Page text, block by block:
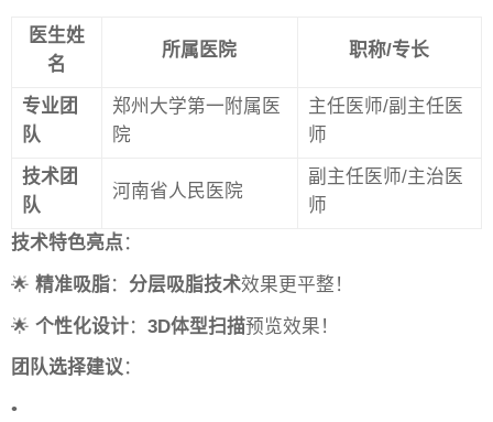
医生姓
名
所属医院 职称/专长
专业团
队
郑州大学第一附属医
院
主任医师/副主任医
师
技术团
队
河南省人民医院
副主任医师/主治医
师
技术特色亮点 ：
🌟 精准吸脂： 分层吸脂技术效果更平整！
🌟 个性化设计： 3D体型扫描预览效果！
团队选择建议 ：
•